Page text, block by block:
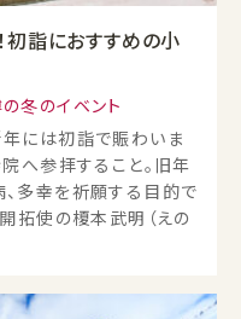
初詣におすすめの小
冬のイベント
には初詣で賑わいま
へ参拝すること。旧年
多幸を祈願する目的で
拓使の榎本武明（えの